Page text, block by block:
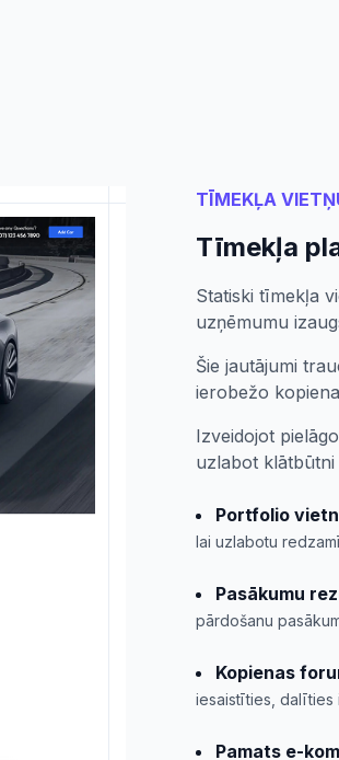
TĪMEKĻA
Tīmekļa
Statiski tīmekļa
uzņēmumu
Šie jautājumi
ierobežo
Izveidojot
uzlabot klātbūtni
Portfolio
lai uzlabotu
Pasākumu
pārdošanu
Kopienas
iesaistīties, dalīties
Pamats e-